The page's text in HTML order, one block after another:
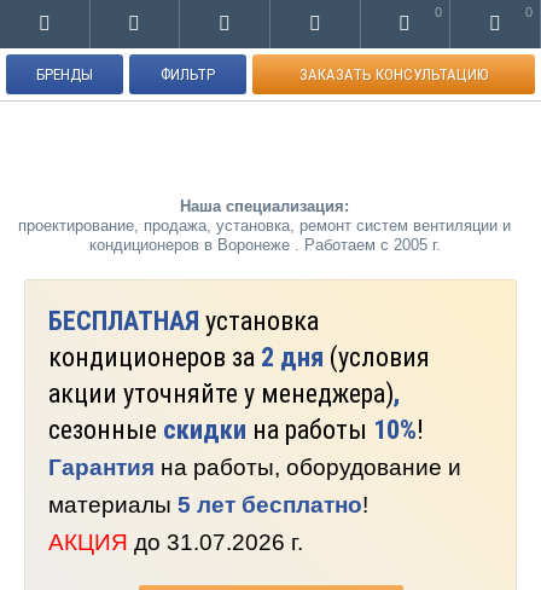
0 0
Наша специализация:
проектирование, продажа, установка, ремонт систем вентиляции и
кондиционеров в Воронеже . Работаем с 2005 г.
БРЕНДЫ ФИЛЬТР ЗАКАЗАТЬ КОНСУЛЬТАЦИЮ
БЕСПЛАТНАЯ установка
кондиционеров за 2 дня (условия
акции уточняйте у менеджера),
сезонные скидки на работы 10%!
Гарантия на работы, оборудование и
материалы 5 лет бесплатно!
АКЦИЯ до 31.07.2026 г.